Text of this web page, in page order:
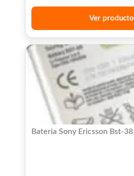
Ver producto
Bateria Sony Ericsson Bst-38